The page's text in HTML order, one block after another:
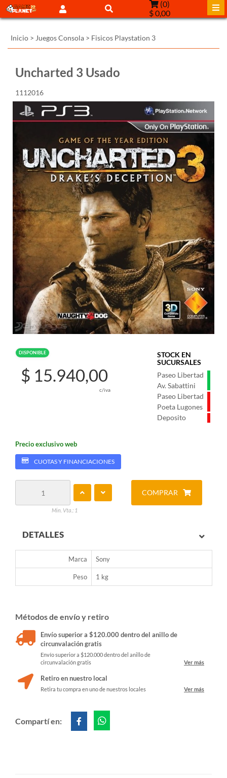
(0)
$ 0,00
Inicio > Juegos Consola > Fisicos Playstation 3
Uncharted 3 Usado
1112016
DISPONIBLE
STOCK EN
SUCURSALES
Paseo Libertad
Av. Sabattini
Paseo Libertad
Poeta Lugones
Deposito
$ 15.940,00
c/iva
Precio exclusivo web
CUOTAS Y FINANCIACIONES
Min. Vta.: 1
COMPRAR
DETALLES
Marca Sony
Peso 1 kg
Métodos de envío y retiro
Envío superior a $120.000 dentro del anillo de
circunvalación gratis
Envío superior a $120.000 dentro del anillo de
circunvalación gratis
Ver más
Retiro en nuestro local
Retira tu compra en uno de nuestros locales Ver más
Compartí en: